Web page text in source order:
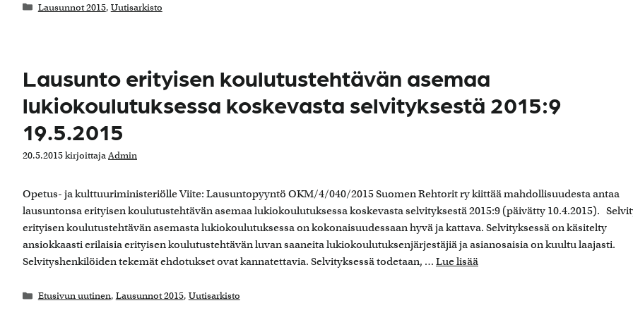
Kategoriat
Lausunnot 2015, Uutisarkisto
Lausunto erityisen koulutustehtävän asemaa
lukiokoulutuksessa koskevasta selvityksestä 2015:9
19.5.2015
20.5.2015kirjoittajaAdmin
Opetus- ja kulttuuriministeriölle Viite: Lausuntopyyntö OKM/4/040/2015 Suomen Rehtorit ry kiittää mahdollisuudesta antaa
lausuntonsa erityisen koulutustehtävän asemaa lukiokoulutuksessa koskevasta selvityksestä 2015:9 (päivätty 10.4.2015).
erityisen koulutustehtävän asemasta lukiokoulutuksessa on kokonaisuudessaan hyvä ja kattava. Selvityksessä on käsitelty
ansiokkaasti erilaisia erityisen koulutustehtävän luvan saaneita lukiokoulutuksenjärjestäjiä ja asianosaisia on kuultu laajasti.
Selvityshenkilöiden tekemät ehdotukset ovat kannatettavia. Selvityksessä todetaan, … Lue lisää
Kategoriat
Etusivun uutinen, Lausunnot 2015, Uutisarkisto